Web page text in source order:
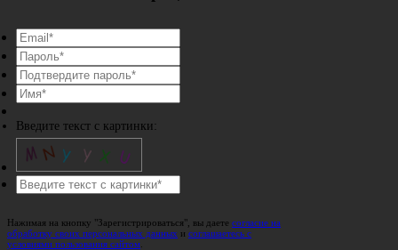
Введите текст с картинки:
Нажимая на кнопку "Зарегистрироваться", вы даете согласие на
обработку своих персональных данных и соглашаетесь с
условиями пользования сайтом